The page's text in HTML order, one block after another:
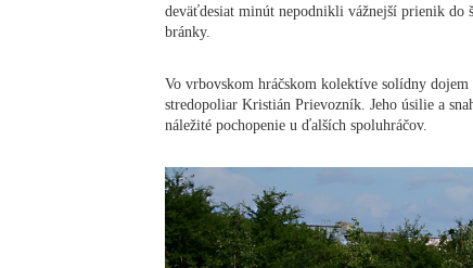
deväťdesiat minút nepodnikli vážnejší prienik do
bránky.
Vo vrbovskom hráčskom kolektíve solídny dojem
stredopoliar Kristián Prievozník. Jeho úsilie a
náležité pochopenie u ďalších spoluhráčov.